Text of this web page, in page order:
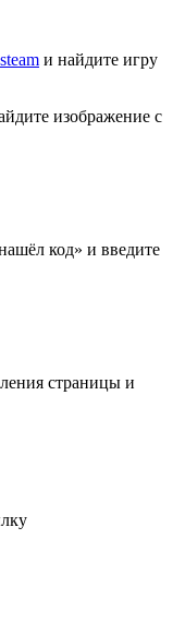
и найдите игру
изображение с
код» и введите
страницы и